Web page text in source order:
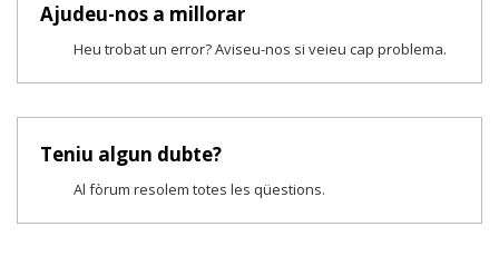
Ajudeu-nos a millorar
Heu trobat un error? Aviseu-nos si veieu cap problema.
Teniu algun dubte?
Al fòrum resolem totes les qüestions.